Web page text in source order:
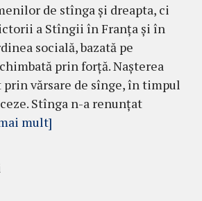
de stînga și dreapta, ci
a Stîngii în Franța și în
socială, bazată pe
prin forță. Nașterea
vărsare de sînge, în timpul
Stînga n-a renunțat
mult]